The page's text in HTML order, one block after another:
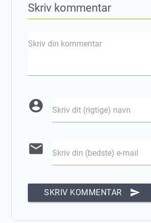
Skriv kommentar
Skriv din kommentar
account_circle Skriv dit (rigtige) navn
email Skriv din (bedste) e-mail
SKRIV KOMMENTAR send